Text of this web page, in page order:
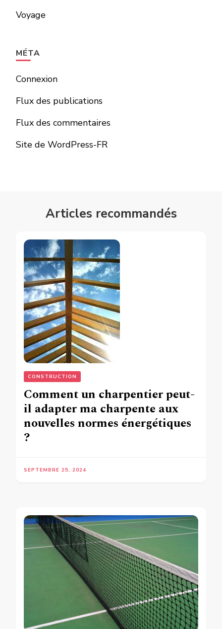
Voyage
MÉTA
Connexion
Flux des publications
Flux des commentaires
Site de WordPress-FR
Articles recommandés
CONSTRUCTION
Comment un charpentier peut-
il adapter ma charpente aux
nouvelles normes énergétiques
?
SEPTEMBRE 25, 2024